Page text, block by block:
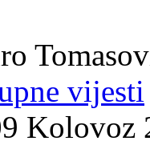
vijesti
Kolovoz